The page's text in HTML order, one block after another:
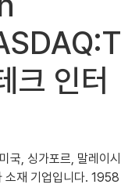
크 인터
, 싱가포르, 말레이시
소재 기업입니다. 1958